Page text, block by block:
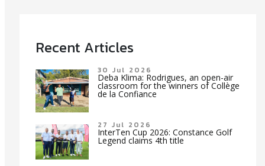
Recent Articles
30 Jul 2026
Deba Klima: Rodrigues, an open-air
classroom for the winners of Collège
de la Confiance
27 Jul 2026
InterTen Cup 2026: Constance Golf
Legend claims 4th title